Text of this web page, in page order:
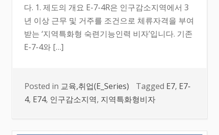
다. 1. 제도의 개요 E-7-4R은 인구감소지역에서 3
년 이상 근무 및 거주를 조건으로 체류자격을 부여
받는 ‘지역특화형 숙련기능인력 비자’입니다. 기존
E-7-4와 […]
Posted in 교육,취업(E_Series) Tagged E7, E7-
4, E74, 인구감소지역, 지역특화형비자